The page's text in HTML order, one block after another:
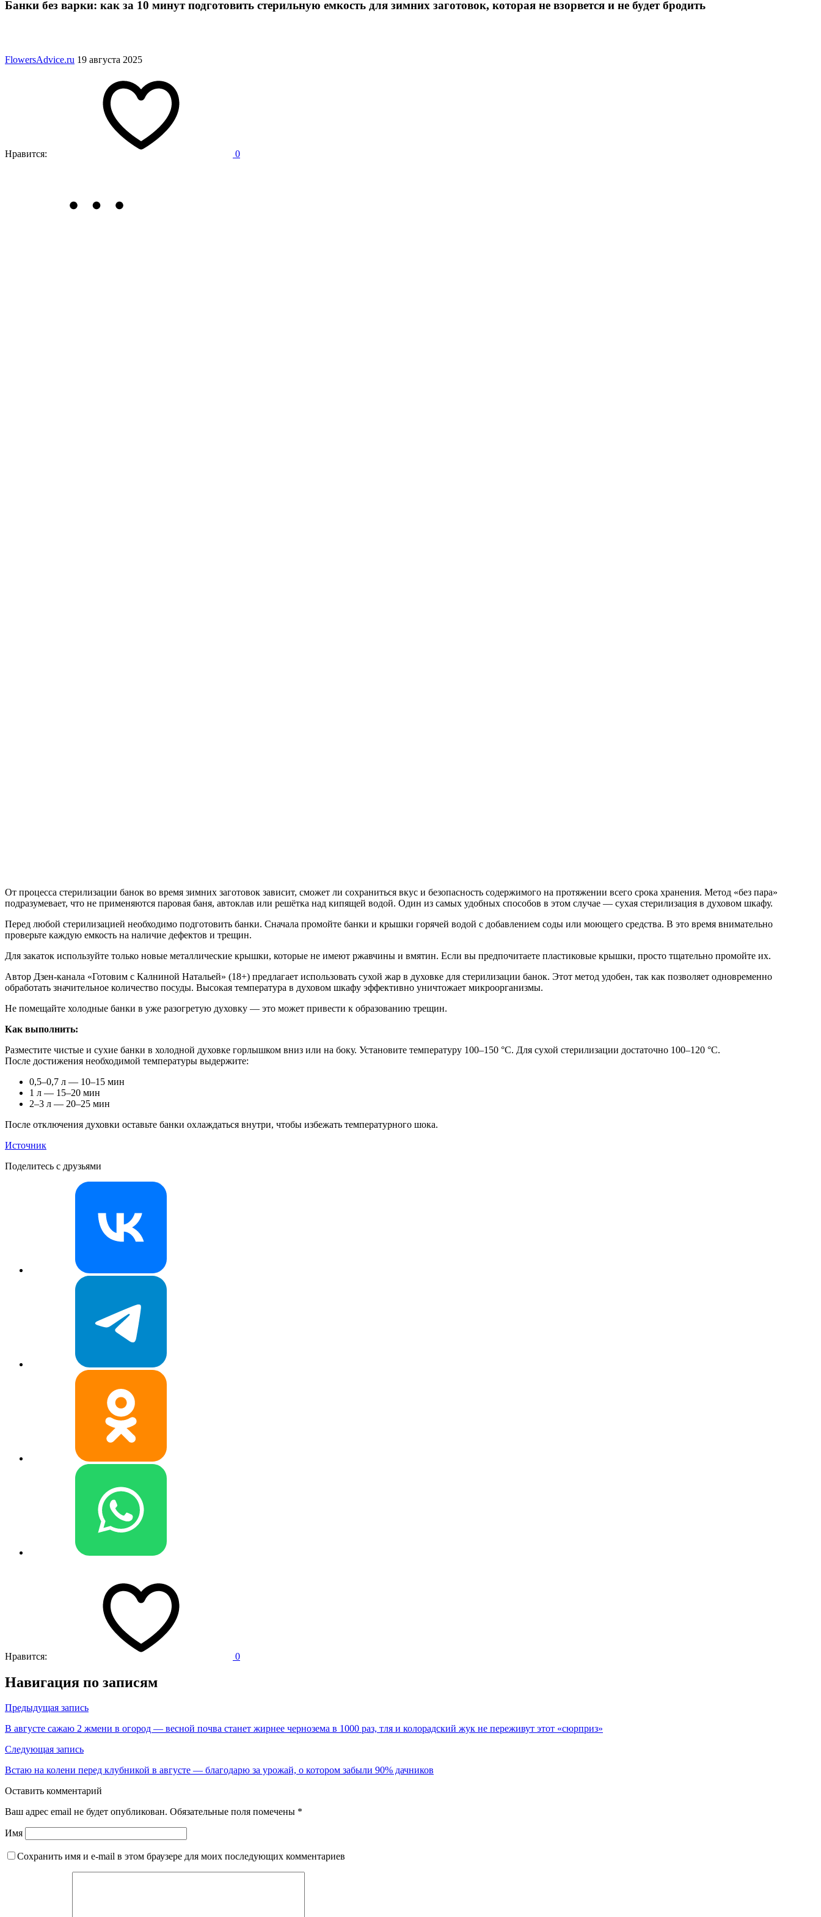
Банки без варки: как за 10 минут подготовить стерильную емкость для зимних заготовок, которая не взорвется и не будет бродить
FlowersAdvice.ru 19 августа 2025
Нравится: 0
От процесса стерилизации банок во время зимних заготовок зависит, сможет ли сохраниться вкус и безопасность содержимого на протяжении всего срока хранения. Метод «без пара»
подразумевает, что не применяются паровая баня, автоклав или решётка над кипящей водой. Один из самых удобных способов в этом случае — сухая стерилизация в духовом шкафу.
Перед любой стерилизацией необходимо подготовить банки. Сначала промойте банки и крышки горячей водой с добавлением соды или моющего средства. В это время внимательно
проверьте каждую емкость на наличие дефектов и трещин.
Для закаток используйте только новые металлические крышки, которые не имеют ржавчины и вмятин. Если вы предпочитаете пластиковые крышки, просто тщательно промойте их.
Автор Дзен-канала «Готовим с Калниной Натальей» (18+) предлагает использовать сухой жар в духовке для стерилизации банок. Этот метод удобен, так как позволяет одновременно
обработать значительное количество посуды. Высокая температура в духовом шкафу эффективно уничтожает микроорганизмы.
Не помещайте холодные банки в уже разогретую духовку — это может привести к образованию трещин.
Как выполнить:
Разместите чистые и сухие банки в холодной духовке горлышком вниз или на боку. Установите температуру 100–150 °C. Для сухой стерилизации достаточно 100–120 °C.
После достижения необходимой температуры выдержите:
0,5–0,7 л — 10–15 мин
1 л — 15–20 мин
2–3 л — 20–25 мин
После отключения духовки оставьте банки охлаждаться внутри, чтобы избежать температурного шока.
Источник
Поделитесь с друзьями
Нравится: 0
Навигация по записям
Предыдущая запись
В августе сажаю 2 жмени в огород — весной почва станет жирнее чернозема в 1000 раз, тля и колорадский жук не переживут этот «сюрприз»
Следующая запись
Встаю на колени перед клубникой в августе — благодарю за урожай, о котором забыли 90% дачников
Оставить комментарий
Ваш адрес email не будет опубликован. Обязательные поля помечены *
Имя
Сохранить имя и e-mail в этом браузере для моих последующих комментариев